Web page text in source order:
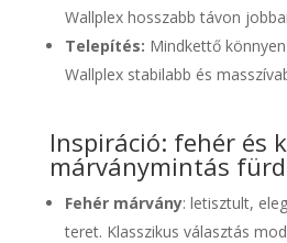
Wallplex hosszabb távon
Telepítés: Mindkettő
Wallplex stabilabb és
Inspiráció: fehér és
márványmintás
Fehér márvány: letisztult,
teret. Klasszikus választás